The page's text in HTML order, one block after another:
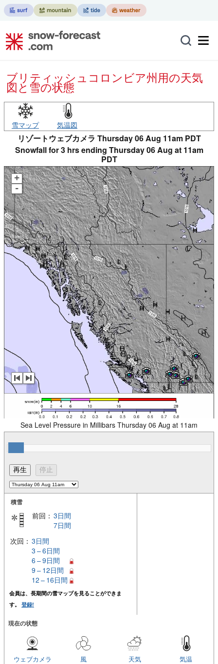
ブリティッシュコロンビア州用の天気
図と雪の状態
雪マップ 気温図
リゾートウェブカメラ Thursday 06 Aug 11am PDT
Snowfall for 3 hrs ending Thursday 06 Aug at 11am
PDT
+
-
Sea Level Pressure in Millibars Thursday 06 Aug at 11am
積雪
前回： 3日間
7日間
次回： 3日間
3 – 6日間
6 – 9日間
9 – 12日間
12 – 16日間
会員は、長期間の雪マップを見ることができま
す。 登録!
現在の状態
気温
天気
風
ウェブカメラ